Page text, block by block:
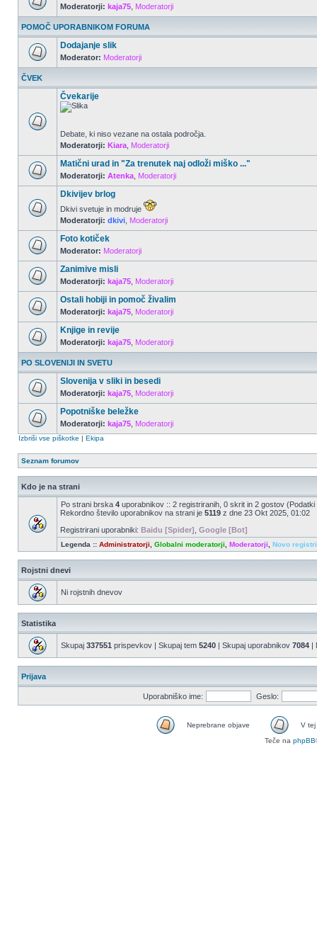
Moderatorji: kaja75 Moderatorji
POMOČ UPORABNIKOM FORUMA
Dodajanje slik
Moderator: Moderatorji
ČVEK
Čvekarije
Debate, ki niso vezane na ostala področja.
Moderatorji: Kiara Moderatorji
Matični urad in "Za trenutek naj odloži miško ..."
Moderatorji: Atenka Moderatorji
Dkivijev brlog
Dkivi svetuje in modruje
Moderatorji: dkivi Moderatorji
Foto kotiček
Moderator: Moderatorji
Zanimive misli
Moderatorji: kaja75 Moderatorji
Ostali hobiji in pomoč živalim
Moderatorji: kaja75 Moderatorji
Knjige in revije
Moderatorji: kaja75 Moderatorji
PO SLOVENIJI IN SVETU
Slovenija v sliki in besedi
Moderatorji: kaja75 Moderatorji
Popotniške beležke
Moderatorji: kaja75 Moderatorji
Izbriši vse piškotke | Ekipa
Seznam forumov
Kdo je na strani
Po strani brska 4 uporabnikov :: 2 registriranih, 0 skrit in 2 gostov
Rekordno število uporabnikov na strani je 5119 z dne 23 Okt 2025, 01:02
Registrirani uporabniki: Baidu [Spider] Google [Bot]
Legenda :: Administratorji Globalni moderatorji Moderatorji Novo
Rojstni dnevi
Ni rojstnih dnevov
Statistika
Skupaj 337551 prispevkov | Skupaj tem 5240 | Skupaj uporabnikov 7084 |
Prijava
Uporabniško ime: Geslo:
Neprebrane objave
V tej
Teče na phpBB